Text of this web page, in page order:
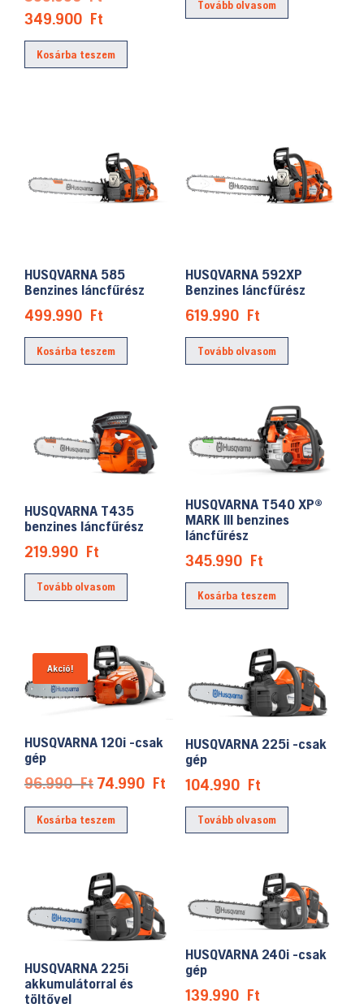
price
was:
399.990 Ft.
349.900 Ft
price
is:
Kosárba teszem
Tovább olvasom
HUSQVARNA 585
Benzines láncfűrész
499.990 Ft
Kosárba teszem
HUSQVARNA 592XP
Benzines láncfűrész
619.990 Ft
Tovább olvasom
HUSQVARNA T435
benzines láncfűrész
219.990 Ft
Tovább olvasom
HUSQVARNA T540 XP®
MARK III benzines
láncfűrész
345.990 Ft
Kosárba teszem
Akció!
HUSQVARNA 120i -csak
gép
96.990Ft Original
price
was:
74.990 Ft Current
price
Kosárba teszem
HUSQVARNA 225i -csak
gép
104.990 Ft
Tovább olvasom
HUSQVARNA 225i
akkumulátorral és
töltővel
HUSQVARNA 240i -csak
gép
139.990 Ft